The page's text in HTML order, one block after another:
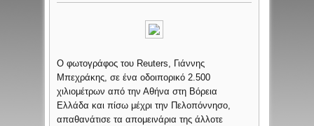
O φωτογράφος του Reuters, Γιάννης
Μπεχράκης, σε ένα οδοιπορικό 2.500
χιλιομέτρων από την Αθήνα στη Βόρεια
Ελλάδα και πίσω μέχρι την Πελοπόννησο,
απαθανάτισε τα απομεινάρια της άλλοτε